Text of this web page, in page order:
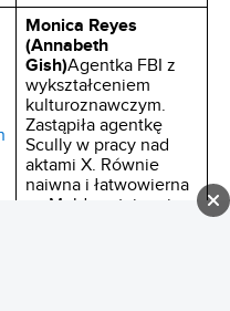
Monica Reyes
(Annabeth
Gish)Agentka FBI z
wykształceniem
kulturoznawczym.
Zastąpiła agentkę
Scully w pracy nad
aktami X. Równie
naiwna i łatwowierna
co Mulder, stając się